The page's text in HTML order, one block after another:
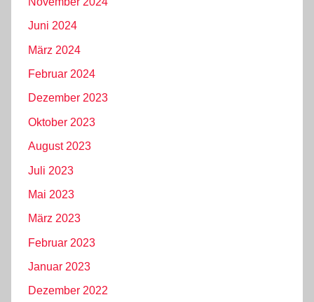
Juni 2024
März 2024
Februar 2024
Dezember 2023
Oktober 2023
August 2023
Juli 2023
Mai 2023
März 2023
Februar 2023
Januar 2023
Dezember 2022